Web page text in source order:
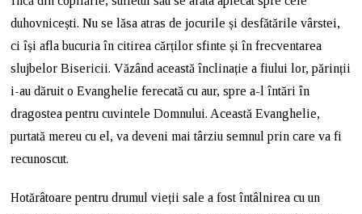
duhovnicești. Nu se lăsa atras de jocurile și desfătările vârstei,
ci își afla bucuria în citirea cărților sfinte și în frecventarea
slujbelor Bisericii. Văzând această înclinație a fiului lor, părinții
i-au dăruit o Evanghelie ferecată cu aur, spre a-l întări în
dragostea pentru cuvintele Domnului. Această Evanghelie,
purtată mereu cu el, va deveni mai târziu semnul prin care va fi
recunoscut.
Hotărâtoare pentru drumul vieții sale a fost întâlnirea cu un